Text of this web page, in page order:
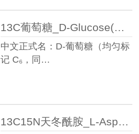
13C葡萄糖_D-Glucose(U-13C6,99%)
中文正式名：D-葡萄糖（均匀标
记 C₆，同…
13C15N天冬酰胺_L-Asparagine·H₂O (13C4,99%;15N2,99%)